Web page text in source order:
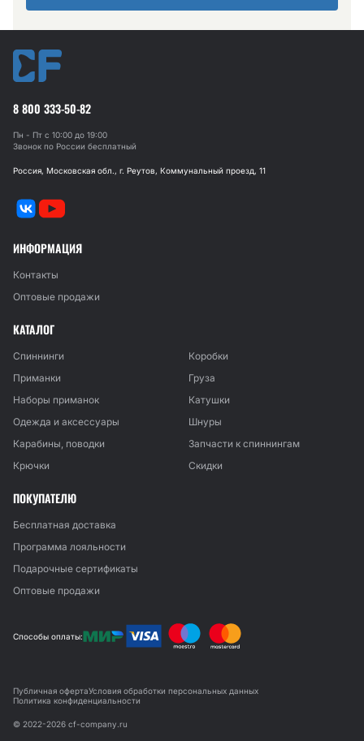
8 800 333-50-82
Пн - Пт с 10:00 до 19:00
Звонок по России бесплатный
Россия, Московская обл., г. Реутов, Коммунальный проезд, 11
ИНФОРМАЦИЯ
Контакты
Оптовые продажи
КАТАЛОГ
Спиннинги
Коробки
Приманки
Груза
Наборы приманок
Катушки
Одежда и аксессуары
Шнуры
Карабины, поводки
Запчасти к спиннингам
Крючки
Скидки
ПОКУПАТЕЛЮ
Бесплатная доставка
Программа лояльности
Подарочные сертификаты
Оптовые продажи
Способы оплаты:
© 2022-2026 cf-company.ru
Публичная офертаУсловия обработки персональных данных
Политика конфиденциальности